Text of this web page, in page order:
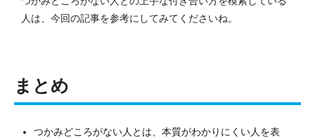
人は、今回の記事を参考にしてみてくださいね。
まとめ
つかみどころがない人とは、本質がわかりにくい人を表